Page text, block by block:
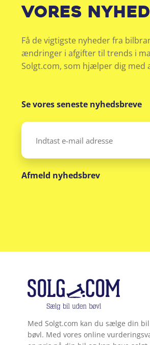
vores
Få de vigtigste nyheder fra
ændringer i afgifter til trends i
Solgt.com, som hjælper dig med
Se vores seneste nyhedsbreve
(Påkrævet)
Afmeld nyhedsbrev
Med Solgt.com kan du sælge din
bøvl. Med vores online